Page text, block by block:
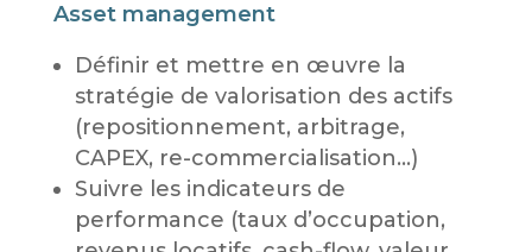
Asset management
Définir et mettre en œuvre la
stratégie de valorisation des actifs
(repositionnement, arbitrage,
CAPEX, re-commercialisation…)
Suivre les indicateurs de
performance (taux d’occupation,